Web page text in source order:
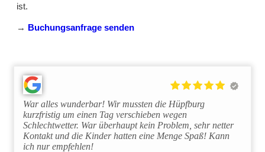
ist.
→ Buchungsanfrage senden
War alles wunderbar! Wir mussten die Hüpfburg
kurzfristig um einen Tag verschieben wegen
Schlechtwetter. War überhaupt kein Problem, sehr netter
Kontakt und die Kinder hatten eine Menge Spaß! Kann
ich nur empfehlen!